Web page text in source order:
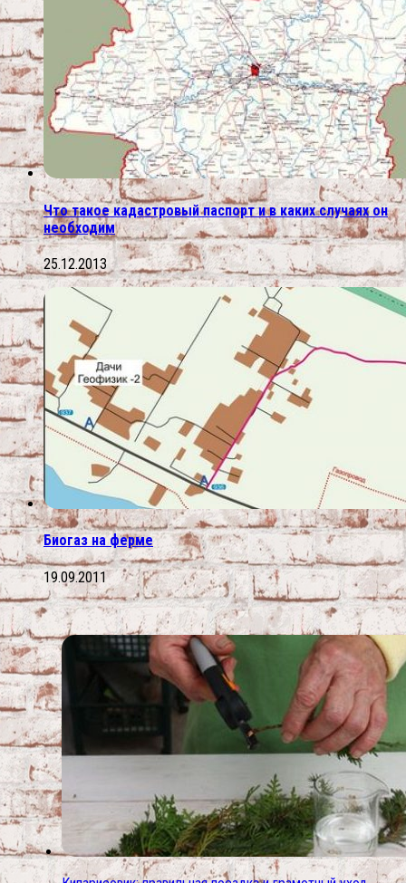
Что такое кадастровый паспорт и в каких случаях он
необходим
25.12.2013
Биогаз на ферме
19.09.2011